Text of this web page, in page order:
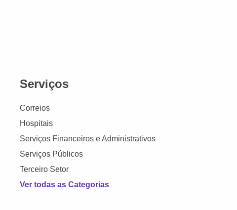
Serviços
Correios
Hospitais
Serviços Financeiros e Administrativos
Serviços Públicos
Terceiro Setor
Ver todas as Categorias